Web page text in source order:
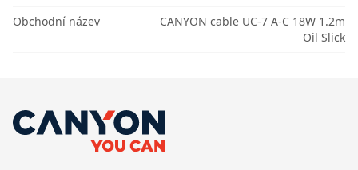
Obchodní název
CANYON cable UC-7 A-C 18W 1.2m
Oil Slick